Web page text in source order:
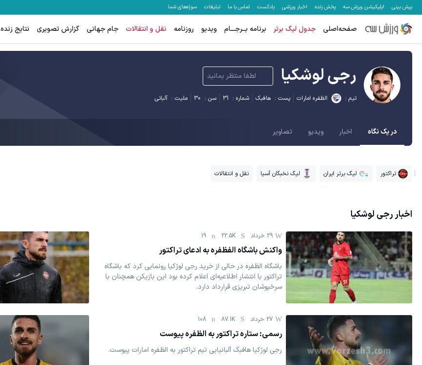
پیش بینی اپلیکیشن ورزش سه پخش زنده اخبار ورزشی پادکست تماس با ما تبلیغات سوژه‌های شما
صفحه‌اصلی جدول لیگ برتر برنامه بــرجـــام ویدیو روزنامه نقل و انتقالات جام جهانی گزارش تصویری نتایج زنده
رجی لوشکیا لطفا منتظر بمانید
تیم : الظفره امارات پست : هافبک شماره : 31 سن : 30 ملیت : آلبانی
در یک نگاه اخبار ویدیو تصاویر
تراکتور لیگ برتر ایران لیگ نخبگان آسیا نقل و انتقالات
اخباررجی لوشکیا
29 خرداد 22.5K
19
واکنش باشگاه الفظفره به ادعای تراکتور
باشگاه الظفره در حالی از خرید رجی لوژکیا رونمایی کرد که باشگاه
تراکتور با انتشار اطلاعیه‌ای اعلام کرده بود این بازیکن همچنان با
سرخپوشان تبریزی قرارداد دارد.
27 خرداد 87.1K
108
رسمی: ستاره تراکتور به الظفره پیوست
رجی لوژکیا هافبک آلبانیایی تیم تراکتور به الظفره امارات پیوست.